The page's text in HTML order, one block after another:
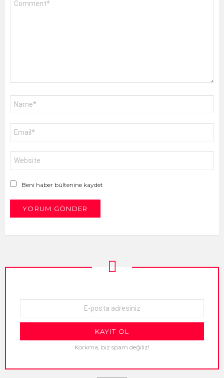
posta
*
sitesi
Beni haber bültenine kaydet
NEWSLETTER
adresi:
Korkma, biz spam değiliz!